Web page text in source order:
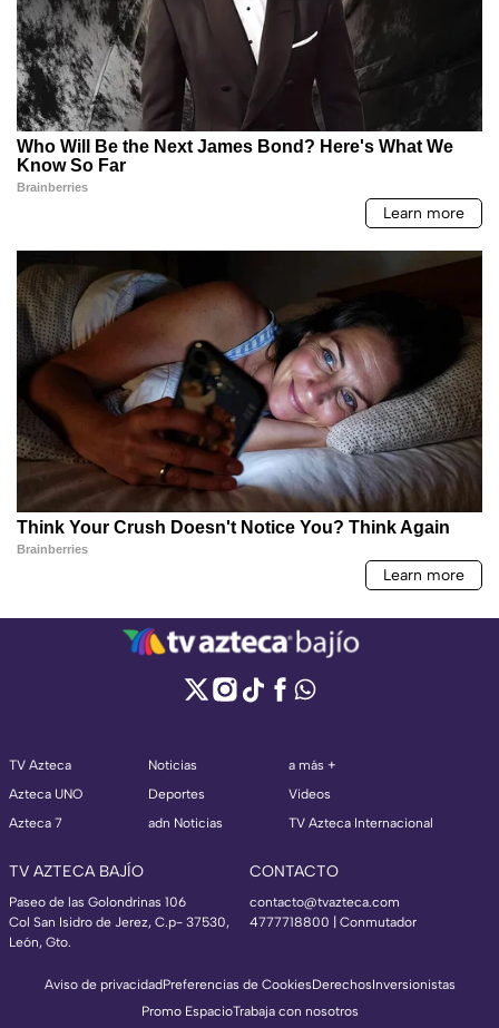
TV Azteca
Azteca UNO
Azteca 7
Noticias
Deportes
adn Noticias
a más +
Videos
TV Azteca Internacional
TV AZTECA BAJÍO
Paseo de las Golondrinas 106
Col San Isidro de Jerez, C.p- 37530,
León, Gto.
CONTACTO
contacto@tvazteca.com
4777718800 | Conmutador
Aviso de privacidadPreferencias de CookiesDerechosInversionistas
Promo EspacioTrabaja con nosotros